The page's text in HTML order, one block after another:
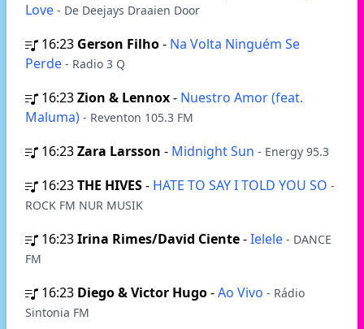
Love - De Deejays Draaien Door
16:23 Gerson Filho- Na Volta Ninguém Se
Perde - Radio 3 Q
16:23Zion & Lennox- Nuestro Amor (feat.
Maluma) - Reventon 105.3 FM
16:23Zara Larsson - Midnight Sun - Energy 95.3
16:23THE HIVES- HATE TO SAY I TOLD YOU SO -
ROCK FM NUR MUSIK
16:23Irina Rimes/David Ciente-Ielele - DANCE
FM
16:23 Diego & Victor Hugo-Ao Vivo - Rádio
Sintonia FM